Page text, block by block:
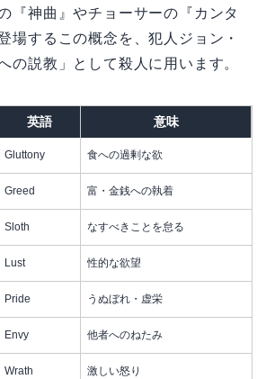
『神曲』やチョーサーの『カンタ
場するこの概念を、犯人ジョン・
の説教」として殺人に用います。
英語 意味
Gluttony 食への過剰な欲
Greed 富・金銭への執着
Sloth なすべきことを怠る
Lust 性的な欲望
Pride うぬぼれ・虚栄
Envy 他者へのねたみ
Wrath 激しい怒り